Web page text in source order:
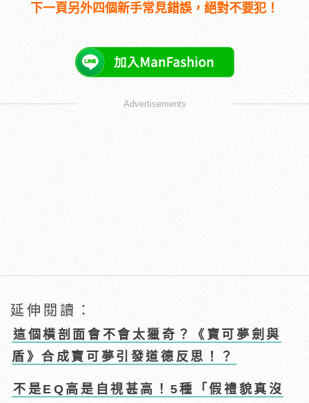
下一頁另外四個新手常見錯誤，絕對不要犯！
Advertisements
延伸閱讀：
這個橫剖面會不會太獵奇？《寶可夢劍與
盾》合成寶可夢引發道德反思！？
不是EQ高是自視甚高！5種「假禮貌真沒